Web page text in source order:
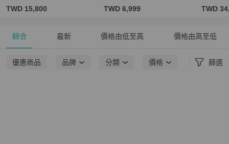
TWD 15,800 TWD 6,999 TWD
綜合 最新 價格由低至高 價格由高至低
優惠商品 品牌 分類 價格 篩選